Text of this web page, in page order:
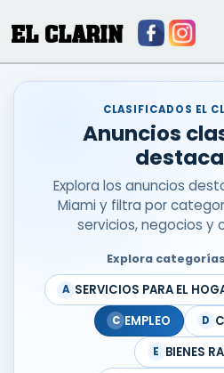
EL CLARIN
CLASIFICADOS EL
Anuncios
Explora los anuncios
Miami y filtra por
servicios, negocios y
Explora
A SERVICIOS PARA EL
C EMPLEO D
E BIENES